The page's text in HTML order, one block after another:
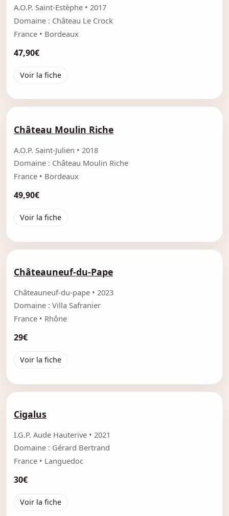
A.O.P. Saint-Estèphe • 2017
Domaine : Château Le Crock
France • Bordeaux
47,90€
Voir la fiche
Château Moulin Riche
A.O.P. Saint-Julien • 2018
Domaine : Château Moulin Riche
France • Bordeaux
49,90€
Voir la fiche
Châteauneuf-du-Pape
Châteauneuf-du-pape • 2023
Domaine : Villa Safranier
France • Rhône
29€
Voir la fiche
Cigalus
I.G.P. Aude Hauterive • 2021
Domaine : Gérard Bertrand
France • Languedoc
30€
Voir la fiche